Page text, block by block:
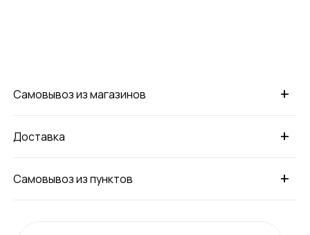
+
Самовывоз из магазинов
+
Доставка
+
Самовывоз из пунктов